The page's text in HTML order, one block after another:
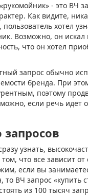
- это ВЧ
Как видите,
хотел
Возможно, он искал
что он хотел
запрос обычно
бренда. При
поэтому
если речь идет
запросов
узнать,
том, что все зависит
если вы
ВЧ запрос «купить
из 100 тысяч